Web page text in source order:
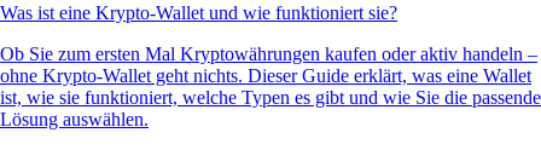
Was ist eine Krypto-Wallet und wie funktioniert sie?
Ob Sie zum ersten Mal Kryptowährungen kaufen oder aktiv handeln –
ohne Krypto-Wallet geht nichts. Dieser Guide erklärt, was eine Wallet
ist, wie sie funktioniert, welche Typen es gibt und wie Sie die passende
Lösung auswählen.